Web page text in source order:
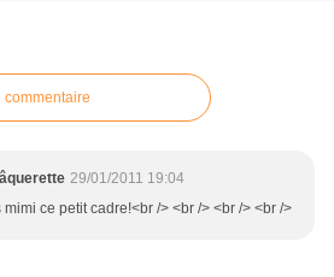
commentaire
29/01/2011 19:04
mimi ce petit cadre!<br /> <br /> <br /> <br />